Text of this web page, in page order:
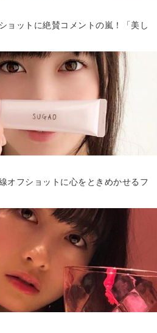
ョットに絶賛コメントの嵐！「美し
オフショットに心をときめかせるフ